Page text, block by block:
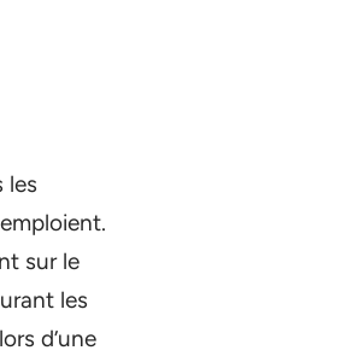
les
sur le
les
d’une